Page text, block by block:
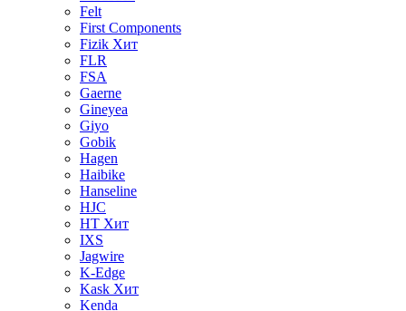
Felt
First Components
Fizik Хит
FLR
FSA
Gaerne
Gineyea
Giyo
Gobik
Hagen
Haibike
Hanseline
HJC
HT Хит
IXS
Jagwire
K-Edge
Kask Хит
Kenda